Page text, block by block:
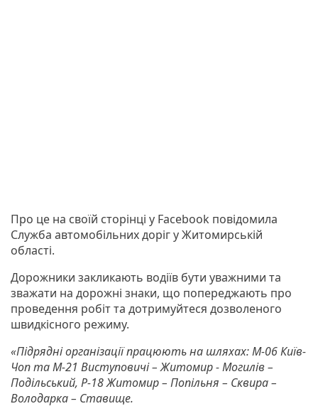
Про це на своїй сторінці у Facebook повідомила
Служба автомобільних доріг у Житомирській
області.
Дорожники закликають водіїв бути уважними та
зважати на дорожні знаки, що попереджають про
проведення робіт та дотримуйтеся дозволеного
швидкісного режиму.
«Підрядні організації працюють на шляхах: М-06 Київ-
Чоп та М-21 Виступовичі – Житомир - Могилів –
Подільський, Р-18 Житомир – Попільня – Сквира –
Володарка – Ставище.